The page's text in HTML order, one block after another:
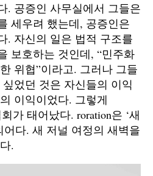
. 공증인 사무실에서 그들은
세우려 했는데, 공증인은
. 자신의 일은 법적 구조를
보호하는 것인데, “민주화
위협”이라고. 그러나 그들
었던 것은 자신들의 이익
이익이었다. 그렇게
가 태어났다. roration은 ‘새
어다. 새 저널 여정의 새벽을
.